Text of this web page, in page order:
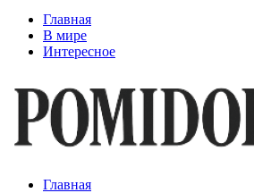
Главная
В мире
Интересное
Главная